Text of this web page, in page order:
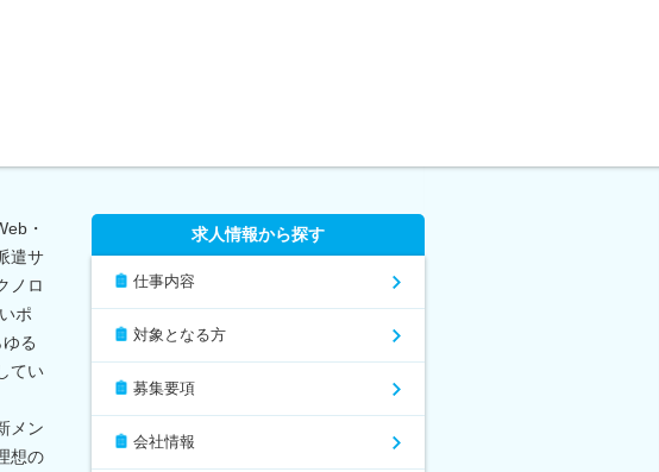
・
遣サ
ノロ
ポ
る
てい
メン
想の
求人情報から探す
仕事内容
対象となる方
募集要項
会社情報